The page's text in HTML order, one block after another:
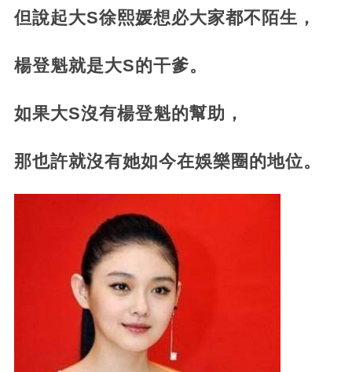
但說起大S徐熙媛想必大家都不陌生，
楊登魁就是大S的干爹。
如果大S沒有楊登魁的幫助，
那也許就沒有她如今在娛樂圈的地位。